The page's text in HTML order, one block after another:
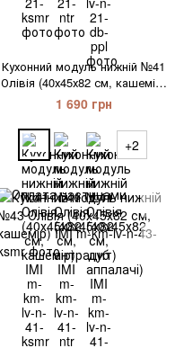
Кухонний модуль нижній №41
Олівія (40х45х82 см, кашемір)
IMI
1 690 грн
+2